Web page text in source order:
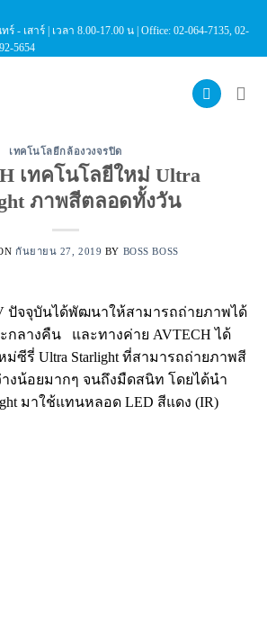
- เสาร์ | เวลา 8.00-17.00 น | Office: 02-064-7135, 02-
5654
เทคโนโลยีกล้องวงจรปิด
เทคโนโลยีใหม่ Ultra
ภาพสีตลอดทั้งวัน
กันยายน 27, 2019 BY BOSS BOSS
ปัจจุบันได้พัฒนาให้สามารถถ่ายภาพได้
กลางคืน และทางค่าย AVTECH ได้
ซีรี่ Ultra Starlight ที่สามารถถ่ายภาพสี
งน้อยมากๆ จนถึงมืดสนิท โดยได้นำ
มาใช้แทนหลอด LED สีแดง (IR)